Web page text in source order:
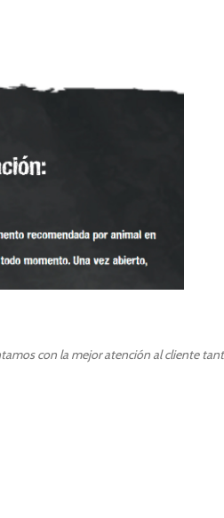
con la mejor atención al cliente